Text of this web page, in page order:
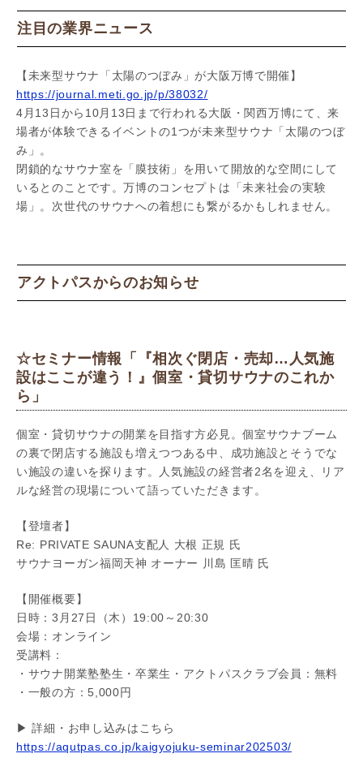
注目の業界ニュース
【未来型サウナ「太陽のつぼみ」が大阪万博で開催】
https://journal.meti.go.jp/p/38032/
4月13日から10月13日まで行われる大阪・関西万博にて、来
場者が体験できるイベントの1つが未来型サウナ「太陽のつぼ
み」。
閉鎖的なサウナ室を「膜技術」を用いて開放的な空間にして
いるとのことです。万博のコンセプトは「未来社会の実験
場」。次世代のサウナへの着想にも繋がるかもしれません。
アクトパスからのお知らせ
☆セミナー情報「『相次ぐ閉店・売却…人気施
設はここが違う！』個室・貸切サウナのこれか
ら」
個室・貸切サウナの開業を目指す方必見。個室サウナブーム
の裏で閉店する施設も増えつつある中、成功施設とそうでな
い施設の違いを探ります。人気施設の経営者2名を迎え、リア
ルな経営の現場について語っていただきます。
【登壇者】
Re: PRIVATE SAUNA支配人 大根 正規 氏
サウナヨーガン福岡天神 オーナー 川島 匡晴 氏
【開催概要】
日時：3月27日（木）19:00～20:30
会場：オンライン
受講料：
・サウナ開業塾塾生・卒業生・アクトパスクラブ会員：無料
・一般の方：5,000円
▶ 詳細・お申し込みはこちら
https://aqutpas.co.jp/kaigyojuku-seminar202503/